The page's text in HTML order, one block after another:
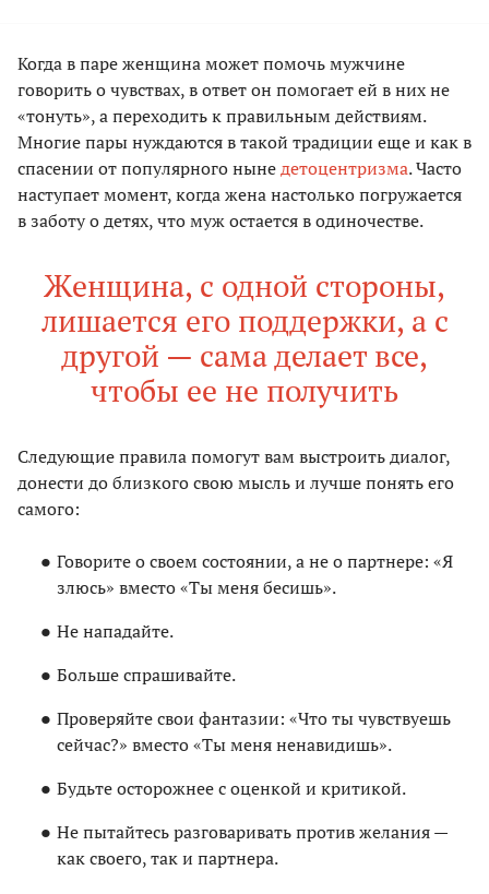
Когда в паре женщина может помочь мужчине
говорить о чувствах, в ответ он помогает ей в них не
«тонуть», а переходить к правильным действиям.
Многие пары нуждаются в такой традиции еще и как в
спасении от популярного нынедетоцентризма. Часто
наступает момент, когда жена настолько погружается
в заботу о детях, что муж остается в одиночестве.
Женщина, с одной стороны,
лишается его поддержки, а с
другой — сама делает все,
чтобы ее не получить
Следующие правила помогут вам выстроить диалог,
донести до близкого свою мысль и лучше понять его
самого:
Говорите о своем состоянии, а не о партнере: «Я
злюсь» вместо «Ты меня бесишь».
Не нападайте.
Больше спрашивайте.
Проверяйте свои фантазии: «Что ты чувствуешь
сейчас?» вместо «Ты меня ненавидишь».
Будьте осторожнее с оценкой и критикой.
Не пытайтесь разговаривать против желания —
как своего, так и партнера.